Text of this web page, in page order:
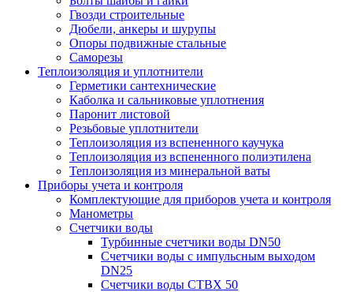
Гвозди строительные
Дюбели, анкеры и шурупы
Опоры подвижные стальные
Саморезы
Теплоизоляция и уплотнители
Герметики сантехнические
Каболка и сальниковые уплотнения
Паронит листовой
Резьбовые уплотнители
Теплоизоляция из вспененного каучука
Теплоизоляция из вспененного полиэтилена
Теплоизоляция из минеральной ваты
Приборы учета и контроля
Комплектующие для приборов учета и контроля
Манометры
Счетчики воды
Турбинные счетчики воды DN50
Счетчики воды с импульсным выходом
DN25
Счетчики воды СТВХ 50